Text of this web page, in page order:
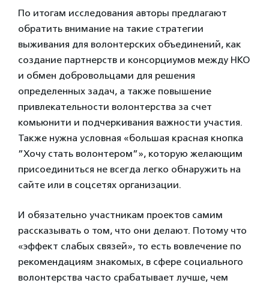
По итогам исследования авторы предлагают
обратить внимание на такие стратегии
выживания для волонтерских объединений, как
создание партнерств и консорциумов между НКО
и обмен добровольцами для решения
определенных задач, а также повышение
привлекательности волонтерства за счет
комьюнити и подчеркивания важности участия.
Также нужна условная «большая красная кнопка
”Хочу стать волонтером”», которую желающим
присоединиться не всегда легко обнаружить на
сайте или в соцсетях организации.
И обязательно участникам проектов самим
рассказывать о том, что они делают. Потому что
«эффект слабых связей», то есть вовлечение по
рекомендациям знакомых, в сфере социального
волонтерства часто срабатывает лучше, чем